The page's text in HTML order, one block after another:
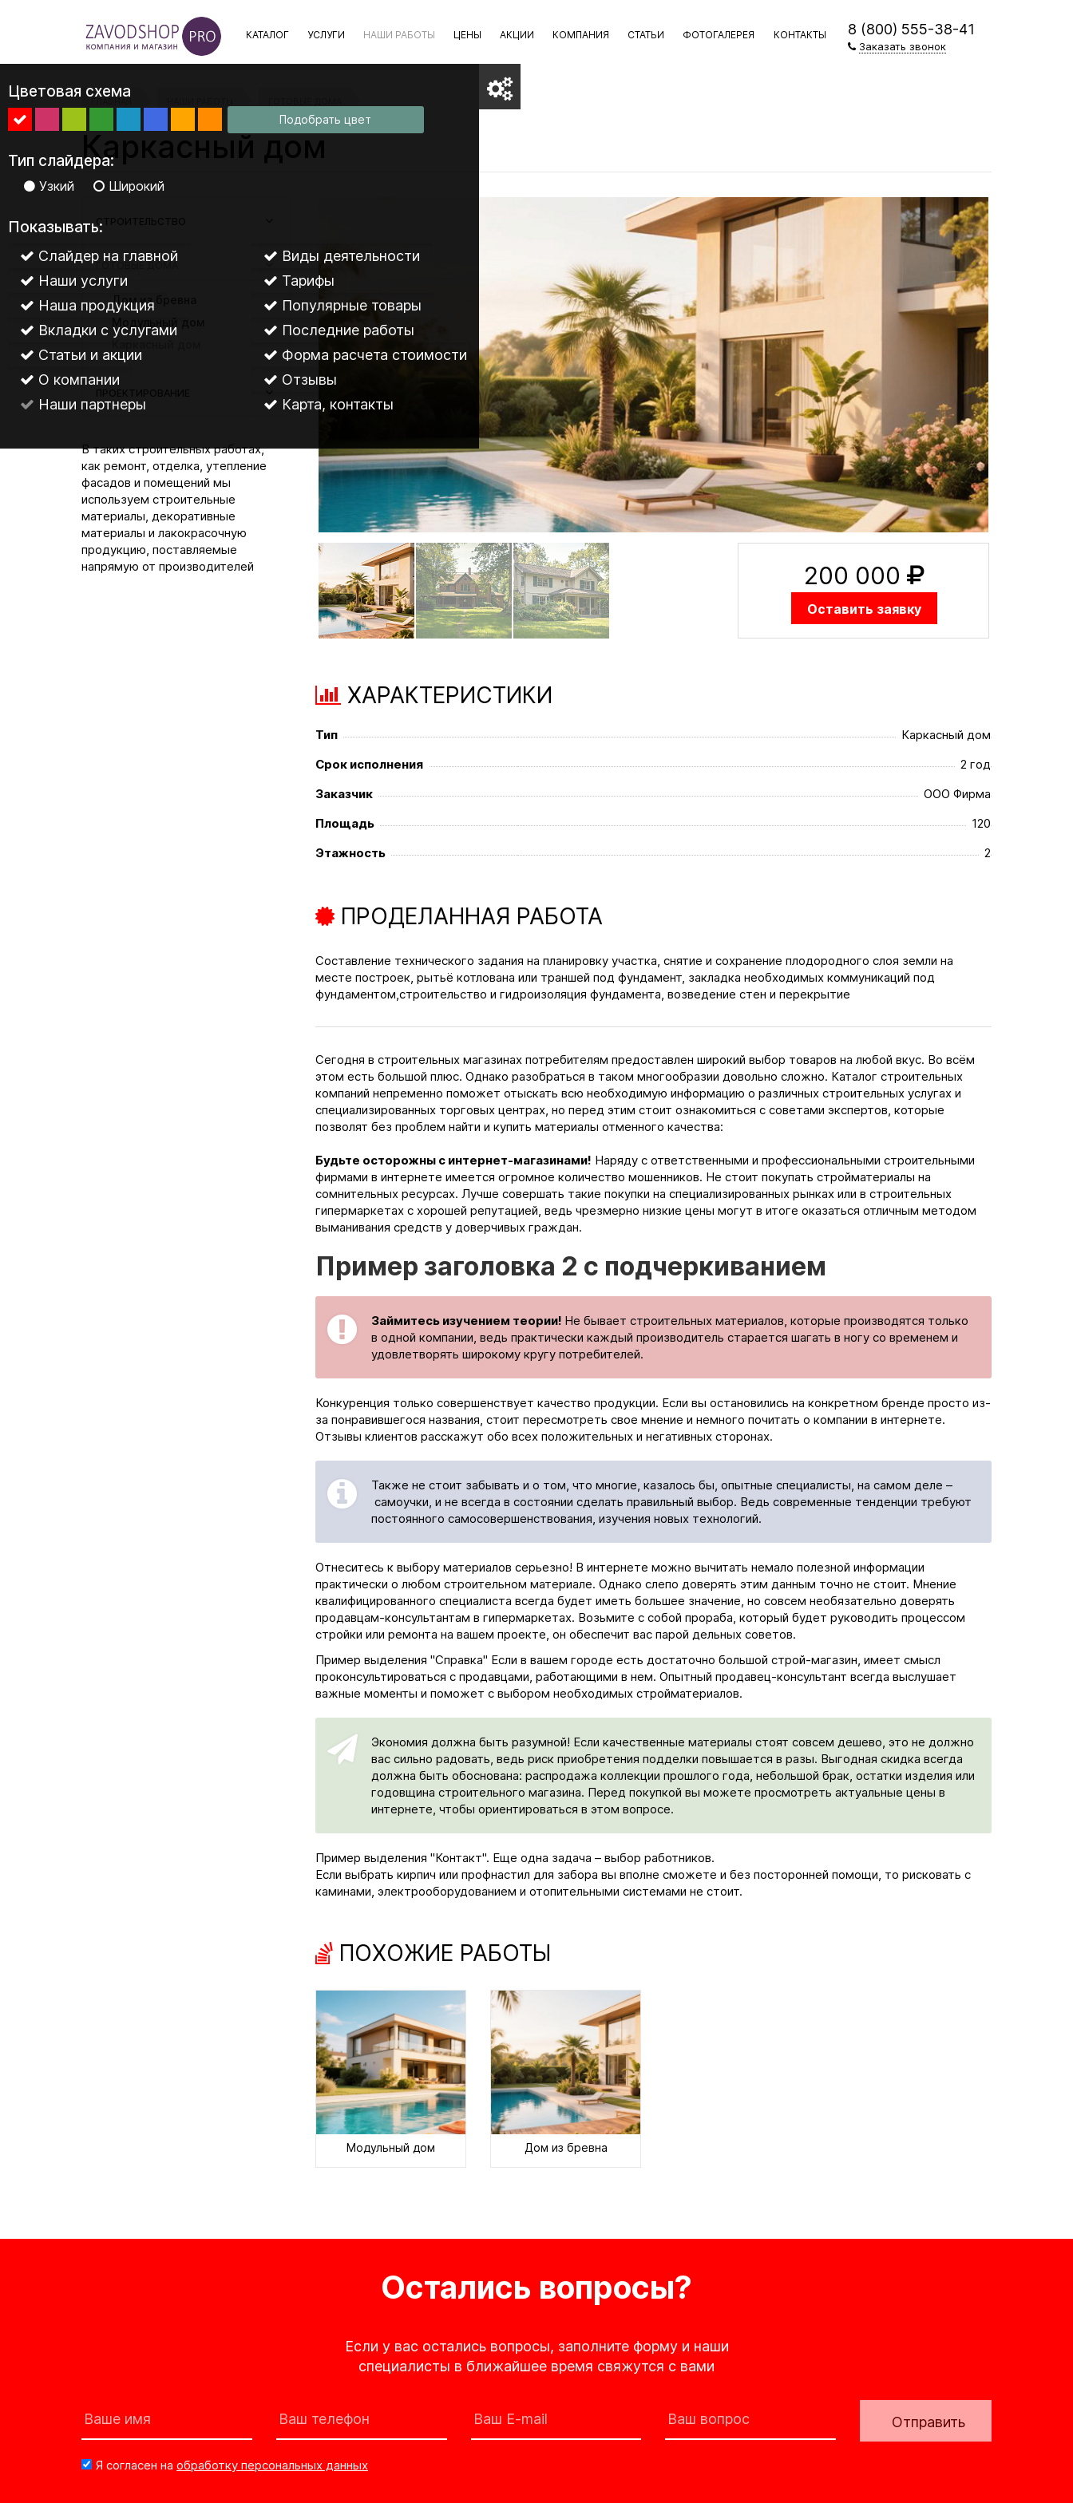
Цветовая схема
Подобрать цвет
Тип слайдера:
Узкий Широкий
Показывать:
Слайдер на главной
Виды деятельности
Наши услуги
Тарифы
Наша продукция
Популярные товары
Вкладки с услугами
Последние работы
Статьи и акции
Форма расчета стоимости
О компании
Отзывы
Наши партнеры
Карта, контакты
КАТАЛОГ УСЛУГИ НАШИ РАБОТЫ ЦЕНЫ АКЦИИ КОМПАНИЯ СТАТЬИ ФОТОГАЛЕРЕЯ КОНТАКТЫ 8 (800) 555-38-41
Заказать звонок
Каркасный дом
СТРОИТЕЛЬСТВО
Дом из бревна
В таких строительных работах,
как ремонт, отделка, утепление
фасадов и помещений мы
используем строительные
материалы, декоративные
материалы и лакокрасочную
продукцию, поставляемые
напрямую от производителей
200 000
Оставить заявку
ХАРАКТЕРИСТИКИ
Тип
Каркасный дом
Срок исполнения
2 год
Заказчик
ООО Фирма
Площадь
120
Этажность
2
ПРОДЕЛАННАЯ РАБОТА
Составление технического задания на планировку участка, снятие и сохранение плодородного слоя земли на
месте построек, рытьё котлована или траншей под фундамент, закладка необходимых коммуникаций под
фундаментом,строительство и гидроизоляция фундамента, возведение стен и перекрытие
Сегодня в строительных магазинах потребителям предоставлен широкий выбор товаров на любой вкус. Во всём
этом есть большой плюс. Однако разобраться в таком многообразии довольно сложно. Каталог строительных
компаний непременно поможет отыскать всю необходимую информацию о различных строительных услугах и
специализированных торговых центрах, но перед этим стоит ознакомиться с советами экспертов, которые
позволят без проблем найти и купить материалы отменного качества:
Будьте осторожны с интернет-магазинами! Наряду с ответственными и профессиональными строительными
фирмами в интернете имеется огромное количество мошенников. Не стоит покупать стройматериалы на
сомнительных ресурсах. Лучше совершать такие покупки на специализированных рынках или в строительных
гипермаркетах с хорошей репутацией, ведь чрезмерно низкие цены могут в итоге оказаться отличным методом
выманивания средств у доверчивых граждан.
Пример заголовка 2 с подчеркиванием
Займитесь изучением теории! Не бывает строительных материалов, которые производятся только
в одной компании, ведь практически каждый производитель старается шагать в ногу со временем и
удовлетворять широкому кругу потребителей.
Конкуренция только совершенствует качество продукции. Если вы остановились на конкретном бренде просто из-
за понравившегося названия, стоит пересмотреть свое мнение и немного почитать о компании в интернете.
Отзывы клиентов расскажут обо всех положительных и негативных сторонах.
Также не стоит забывать и о том, что многие, казалось бы, опытные специалисты, на самом деле –
самоучки, и не всегда в состоянии сделать правильный выбор. Ведь современные тенденции требуют
постоянного самосовершенствования, изучения новых технологий.
Отнеситесь к выбору материалов серьезно! В интернете можно вычитать немало полезной информации
практически о любом строительном материале. Однако слепо доверять этим данным точно не стоит. Мнение
квалифицированного специалиста всегда будет иметь большее значение, но совсем необязательно доверять
продавцам-консультантам в гипермаркетах. Возьмите с собой прораба, который будет руководить процессом
стройки или ремонта на вашем проекте, он обеспечит вас парой дельных советов.
Пример выделения "Справка" Если в вашем городе есть достаточно большой строй-магазин, имеет смысл
проконсультироваться с продавцами, работающими в нем. Опытный продавец-консультант всегда выслушает
важные моменты и поможет с выбором необходимых стройматериалов.
Экономия должна быть разумной! Если качественные материалы стоят совсем дешево, это не должно
вас сильно радовать, ведь риск приобретения подделки повышается в разы. Выгодная скидка всегда
должна быть обоснована: распродажа коллекции прошлого года, небольшой брак, остатки изделия или
годовщина строительного магазина. Перед покупкой вы можете просмотреть актуальные цены в
интернете, чтобы ориентироваться в этом вопросе.
Пример выделения "Контакт". Еще одна задача – выбор работников.
Если выбрать кирпич или профнастил для забора вы вполне сможете и без посторонней помощи, то рисковать с
каминами, электрооборудованием и отопительными системами не стоит.
ПОХОЖИЕ РАБОТЫ
Модульный дом Дом из бревна
Остались вопросы?
Если у вас остались вопросы, заполните форму и наши
специалисты в ближайшее время свяжутся с вами
Отправить
Я согласен на обработку персональных данных